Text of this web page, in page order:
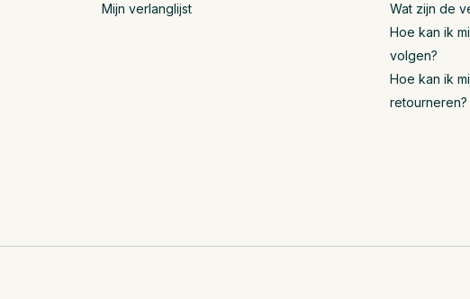
Mijn verlanglijst
Wat zijn de
Hoe kan ik
volgen?
Hoe kan ik
retourneren?